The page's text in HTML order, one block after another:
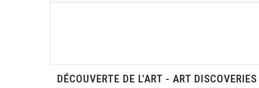
DÉCOUVERTE DE L'ART - ART DISCOVERIES